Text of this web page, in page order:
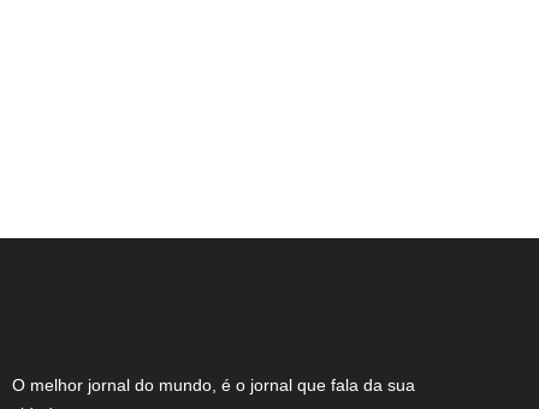
O melhor jornal do mundo, é o jornal que fala da sua